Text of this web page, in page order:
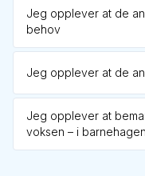
Jeg opplever at de
behov
Jeg opplever at de
Jeg opplever at
voksen – i